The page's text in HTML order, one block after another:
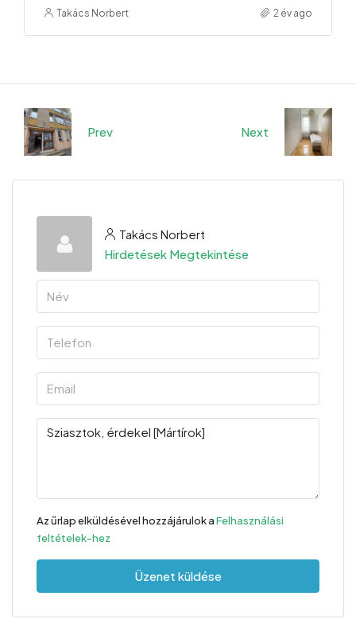
Takács Norbert 2 év ago
Prev Next
Takács Norbert
Hirdetések Megtekintése
Az űrlap elküldésével hozzájárulok aFelhasználási
feltételek-hez
Üzenet küldése